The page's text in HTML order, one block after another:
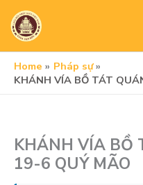
content
Home
Pháp sự
KHÁNH VÍA BỒ TÁT
KHÁNH VÍA BỒ
19-6 QUÝ MÃO